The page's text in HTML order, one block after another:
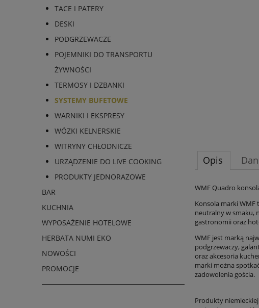
TACE I PATERY
DESKI
PODGRZEWACZE
POJEMNIKI DO TRANSPORTU
ŻYWNOŚCI
TERMOSY I DZBANKI
SYSTEMY BUFETOWE
WARNIKI I EKSPRESY
WÓZKI KELNERSKIE
WITRYNY CHŁODNICZE
URZĄDZENIE DO LIVE COOKING
PRODUKTY JEDNORAZOWE
BAR
KUCHNIA
WYPOSAŻENIE HOTELOWE
HERBATA NUMI EKO
NOWOŚCI
PROMOCJE
Opis
WMF Quadro
Konsola marki WMF
neutralny w smaku,
gastronomii oraz
WMF jest marką
podgrzewaczy,
oraz akcesoria
marki można
zadowolenia gościa.
Produkty